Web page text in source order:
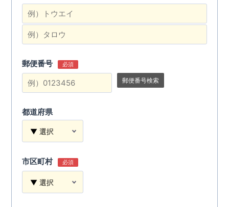
郵便番号 必須
郵便番号検索
都道府県
市区町村 必須